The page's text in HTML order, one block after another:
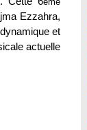
ème
Ezzahra,
et
actuelle